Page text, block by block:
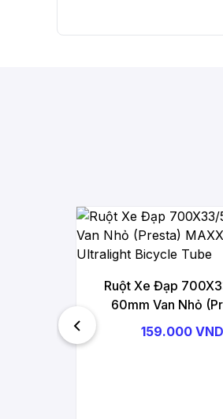
Ruột Xe Đạp
60mm Van Nhỏ
MAXXIS Ultralight
159.000 VND